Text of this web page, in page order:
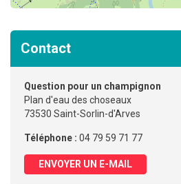
Contact
Question pour un champignon
Plan d'eau des choseaux
73530 Saint-Sorlin-d'Arves
Téléphone : 04 79 59 71 77
ENVOYER UN E-MAIL